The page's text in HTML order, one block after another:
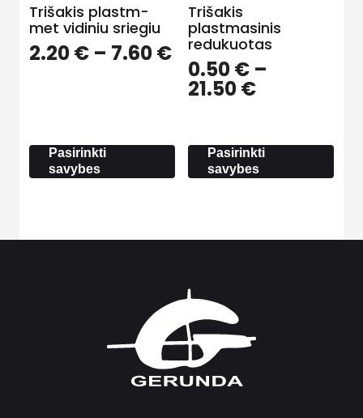
Trišakis plastm-
met vidiniu sriegiu
2.20€ – 7.60€Price
range:
2.20 €
Pasirinkti
savybes
Trišakis
plastmasinis
redukuotas
0.50€ –
21.50€Price
through
21.50 €
Pasirinkti
savybes